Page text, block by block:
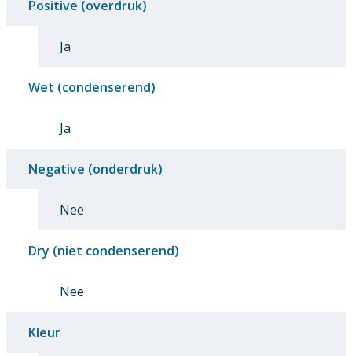
Positive (overdruk)
Ja
Wet (condenserend)
Ja
Negative (onderdruk)
Nee
Dry (niet condenserend)
Nee
Kleur